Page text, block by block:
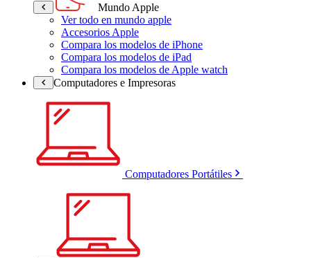
Mundo Apple
Ver todo en mundo apple
Accesorios Apple
Compara los modelos de iPhone
Compara los modelos de iPad
Compara los modelos de Apple watch
Computadores e Impresoras
Computadores Portátiles